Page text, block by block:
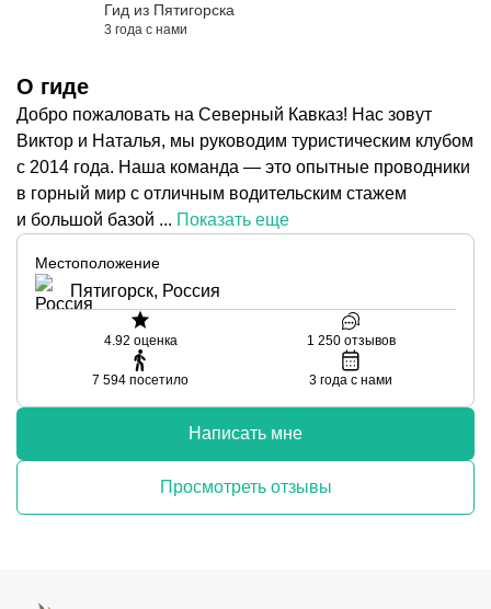
Гид из Пятигорска
3 года с нами
О гиде
Добро пожаловать на Северный Кавказ! Нас зовут
Виктор и Наталья, мы руководим туристическим клубом
с 2014 года. Наша команда — это опытные проводники
в горный мир с отличным водительским стажем
и большой базой ... Показать еще
Местоположение
Пятигорск, Россия
4.92 оценка 1 250 отзывов
7 594 посетило 3 года с нами
Написать мне
Просмотреть отзывы